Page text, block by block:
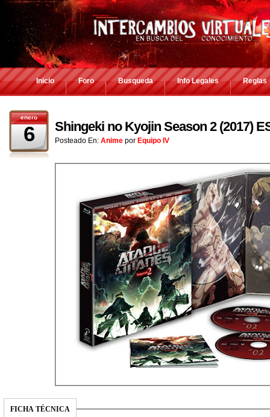
Inicio Foro Busqueda Info Legales Reglas
enero
6 Shingeki no Kyojin Season 2 (2017)
Posteado En: Anime por Equipo IV
FICHA TÉCNICA